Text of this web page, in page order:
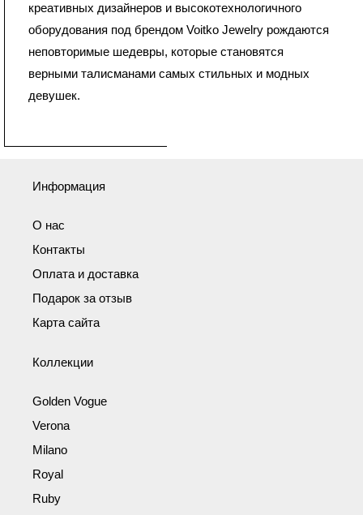
креативных дизайнеров и высокотехнологичного
оборудования под брендом Voitko Jewelry рождаются
неповторимые шедевры, которые становятся
верными талисманами самых стильных и модных
девушек.
Информация
О нас
Контакты
Оплата и доставка
Подарок за отзыв
Карта сайта
Коллекции
Golden Vogue
Verona
Milano
Royal
Ruby